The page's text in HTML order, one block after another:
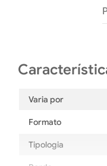
Varia por
Formato
Tipologia